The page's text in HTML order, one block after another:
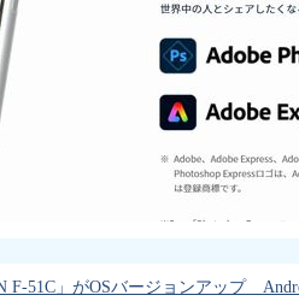
F-51C」がOSバージョンアップ